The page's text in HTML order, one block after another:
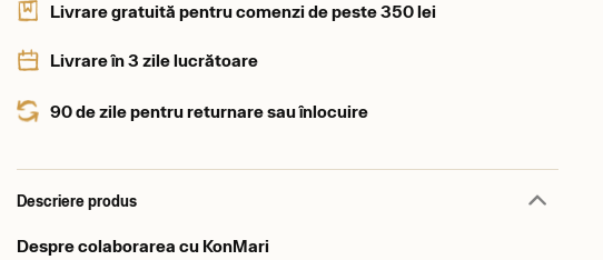
Livrare gratuită pentru comenzi de peste 350 lei
Livrare în 3 zile lucrătoare
90 de zile pentru returnare sau înlocuire
Descriere produs
Despre colaborarea cu KonMari